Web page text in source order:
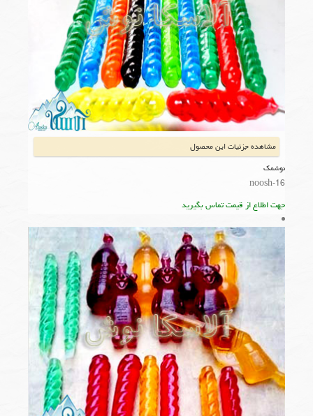
مشاهده جزئیات این محصول
نوشمک
noosh-16
جهت اطلاع از قیمت تماس بگیرید